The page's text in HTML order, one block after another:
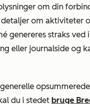
om din
detaljer om aktiviteter
genereres straks
eller journalside og
du i stedet bruge